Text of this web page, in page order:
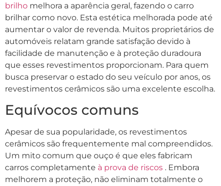
brilho melhora a aparência geral, fazendo o carro
brilhar como novo. Esta estética melhorada pode até
aumentar o valor de revenda. Muitos proprietários de
automóveis relatam grande satisfação devido à
facilidade de manutenção e à proteção duradoura
que esses revestimentos proporcionam. Para quem
busca preservar o estado do seu veículo por anos, os
revestimentos cerâmicos são uma excelente escolha.
Equívocos comuns
Apesar de sua popularidade, os revestimentos
cerâmicos são frequentemente mal compreendidos.
Um mito comum que ouço é que eles fabricam
carros completamente à prova de riscos . Embora
melhorem a proteção, não eliminam totalmente o